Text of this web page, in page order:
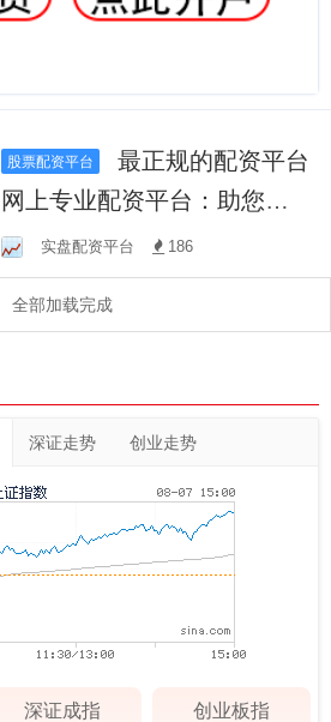
股票配资平台
最正规的配资平台
网上专业配资平台：助您轻
松投资，放大收益！
实盘配资平台 186
全部加载完成
深证走势 创业走势
深证成指 创业板指